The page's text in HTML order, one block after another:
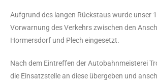
Aufgrund des langen Rückstaus wurde unser
Vorwarnung des Verkehrs zwischen den
Hormersdorf und Plech eingesetzt.
Nach dem Eintreffen der Autobahnmeisterei
die Einsatzstelle an diese übergeben und